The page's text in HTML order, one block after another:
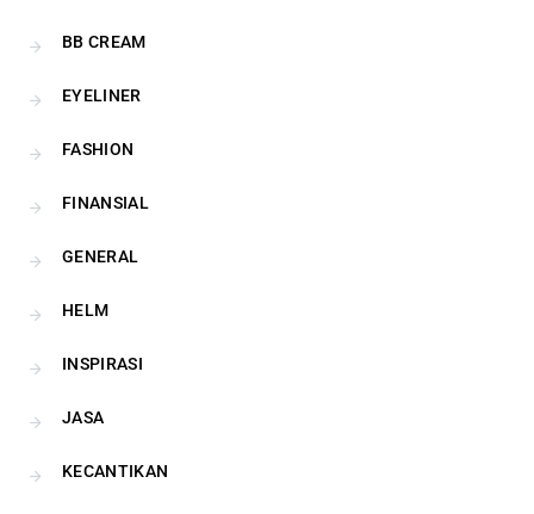
BB CREAM
EYELINER
FASHION
FINANSIAL
GENERAL
HELM
INSPIRASI
JASA
KECANTIKAN